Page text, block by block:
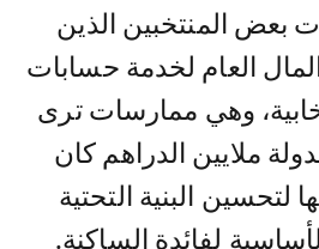
بعض المنتخبين الذين
العام لخدمة حسابات
وهي ممارسات ترى
ملايين الدراهم كان
لتحسين البنية التحتية
لفائدة الساكنة.